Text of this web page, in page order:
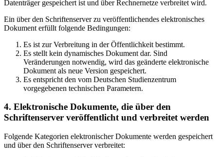
Datenträger gespeichert ist und über Rechnernetze verbreitet wird.
Ein über den Schriftenserver zu veröffentlichendes elektronisches
Dokument erfüllt folgende Bedingungen:
Es ist zur Verbreitung in der Öffentlichkeit bestimmt.
Es stellt kein dynamisches Dokument dar. Sind
Veränderungen notwendig, wird das geänderte elektronische
Dokument als neue Version gespeichert.
Es entspricht den vom Deutschen Studienzentrum
vorgegebenen technischen Parametern.
4. Elektronische Dokumente, die über den
Schriftenserver veröffentlicht und verbreitet werden
Folgende Kategorien elektronischer Dokumente werden gespeichert
und über den Schriftenserver verbreitet: